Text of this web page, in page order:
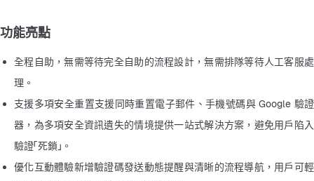
功能亮點
全程自助，無需等待完全自助的流程設計，無需排隊等待人工客服處
理。
支援多項安全重置支援同時重置電子郵件、手機號碼與 Google 驗證
器，為多項安全資訊遺失的情境提供一站式解決方案，避免用戶陷入
驗證「死鎖」。
優化互動體驗新增驗證碼發送動態提醒與清晰的流程導航，用戶可輕